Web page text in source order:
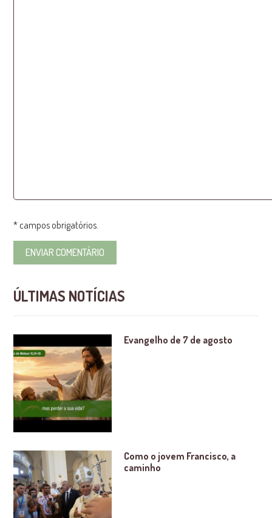
* campos obrigatórios.
ÚLTIMAS NOTÍCIAS
Evangelho de 7 de agosto
Como o jovem Francisco, a
caminho